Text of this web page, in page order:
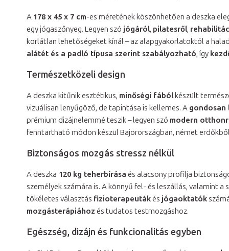
A 178 x 45 x 7 cm-es méretének köszönhetően a deszka
egy jógaszőnyeg. Legyen szó jógáról, pilatesről,
korlátlan lehetőségeket kínál – az alapgyakorlatoktól a
alátét és a padló típusa szerint szabályozható, így
Természetközeli design
A deszka kitűnik esztétikus, minőségi fából készült
vizuálisan lenyűgöző, de tapintása is kellemes. A
prémium dizájnelemmé teszik – legyen szó modern
fenntartható módon készül Bajorországban, német
Biztonságos mozgás stressz nélkül
A deszka 120 kg teherbírása és alacsony profilja
személyek számára is. A könnyű fel- és leszállás, valamint
tökéletes választás fizioterapeutákés jógaoktatók
mozgásterápiához és tudatos testmozgáshoz.
Egészség, dizájn és funkcionalitás egyben